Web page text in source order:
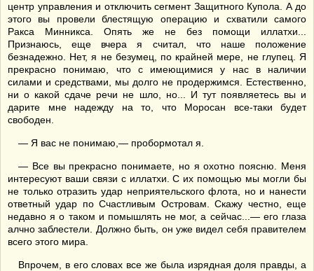
центр управления и отключить сегмент Защитного Купола. А до
этого вы провели блестящую операцию и схватили самого
Ракса Минникса. Опять же не без помощи иллатхи...
Признаюсь, еще вчера я считал, что наше положение
безнадежно. Нет, я не безумец, по крайней мере, не глупец. Я
прекрасно понимаю, что с имеющимися у нас в наличии
силами и средствами, мы долго не продержимся. Естественно,
ни о какой сдаче речи не шло, но... И тут появляетесь вы и
дарите мне надежду на то, что Моросан все-таки будет
свободен.
— Я вас не понимаю,— пробормотал я.
— Все вы прекрасно понимаете, но я охотно поясню. Меня
интересуют ваши связи с иллатхи. С их помощью мы могли бы
не только отразить удар неприятельского флота, но и нанести
ответный удар по Счастливым Островам. Скажу честно, еще
недавно я о таком и помышлять не мог, а сейчас...— его глаза
алчно заблестели. Должно быть, он уже видел себя правителем
всего этого мира.
Впрочем, в его словах все же была изрядная доля правды, а